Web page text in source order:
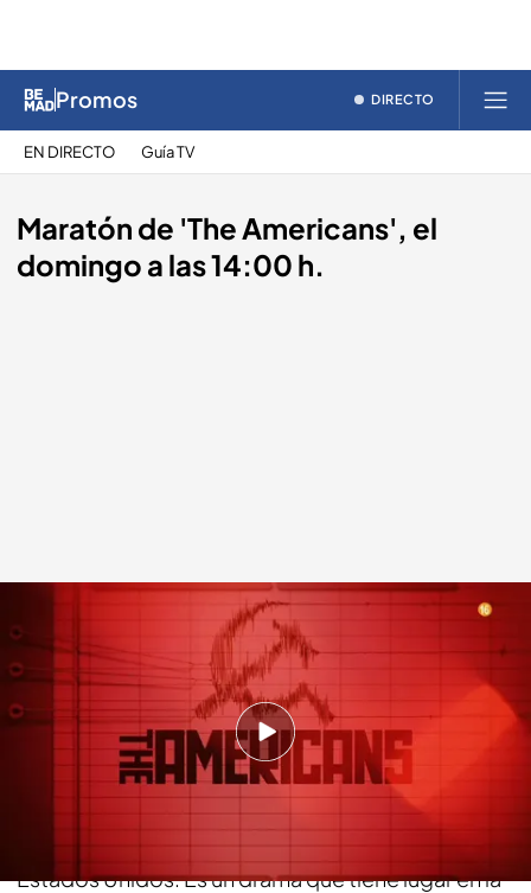
Promos DIRECTO
EN DIRECTO Guía TV
Maratón de 'The Americans', el
domingo a las 14:00 h.
bemad.es
27 JUN 2017 - 10:09h.
Compartir
Las mejores series están en Be Mad. La última en
aterrizar ha sido 'The Americans', un éxito en
Estados Unidos. Es un drama que tiene lugar en la